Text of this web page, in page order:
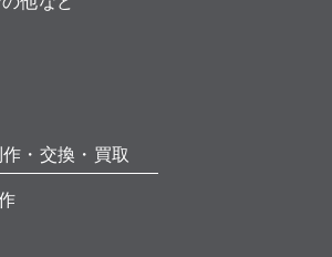
・交換・買取